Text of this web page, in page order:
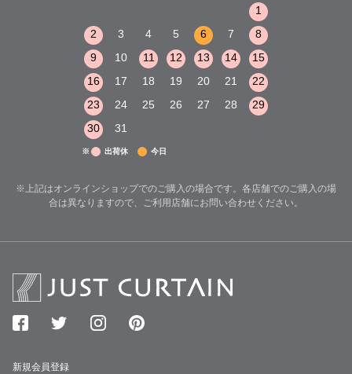
1
2
3 4 5 6 7
8
9
10 11 12 13 14
15
16
17 18 19 20 21
22
23
24 25 26 27 28
29
30
31
※ 出荷休 今日
※上記はオンラインショップでのご購入の場合です。各店舗でのご購入の場
合は異なりますので、ご利用店舗にお問い合わせください。
新規会員登録